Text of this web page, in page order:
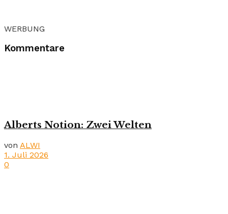
WERBUNG
Kommentare
Alberts Notion: Zwei Welten
von ALWI
1. Juli 2026
0